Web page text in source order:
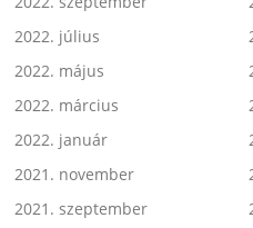
2022. július
2022. május
2022. március
2022. január
2021. november
2021. szeptember